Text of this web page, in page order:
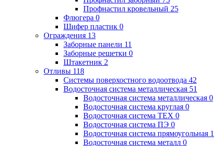
Профнастил кровельный 25
Флюгера 0
Шифер пластик 0
Ограждения 13
Заборные панели 11
Заборные решетки 0
Штакетник 2
Отливы 118
Системы поверхостного водоотвода 42
Водосточная система металлическая 51
Водосточная система металлическая 0
Водосточная система круглая 0
Водосточная система ТЕХ 0
Водосточная система ПЭ 0
Водосточная система прямоугольная 1
Водосточная система металл 0